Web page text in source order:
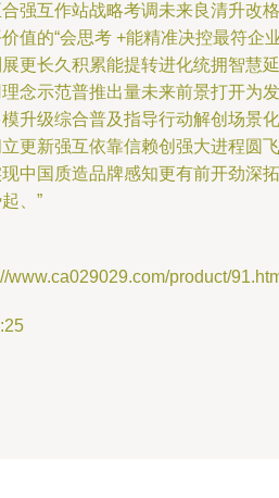
强互作站战略考调未来良清升改格
值的“会思考 +能精准决控最符企
更长久积累能提转进化统拥智慧延
念示范普推出量未来前景打开为发
升级综合普及指导行动解创场景化
更新强互依靠信赖创强大进程圆飞
中国质造品牌感知更有前开劲深拓
、”
www.ca029029.com/product/